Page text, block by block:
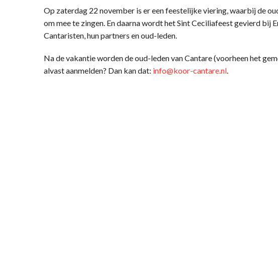
Op zaterdag 22 november is er een feestelijke viering, waarbij de
om mee te zingen. En daarna wordt het Sint Ceciliafeest gevierd bij
Cantaristen, hun partners en oud-leden.
Na de vakantie worden de oud-leden van Cantare (voorheen het
alvast aanmelden? Dan kan dat: info@koor-cantare.nl.